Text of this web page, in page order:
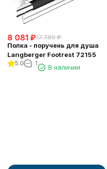
8 081 ₽17 780 ₽
Полка - поручень для душа
Langberger Footrest 72155
5.0 1
В наличии